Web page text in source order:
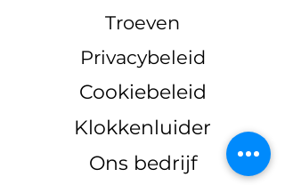
Troeven
Privacybeleid
Cookiebeleid
Klokkenluider
Ons bedrijf